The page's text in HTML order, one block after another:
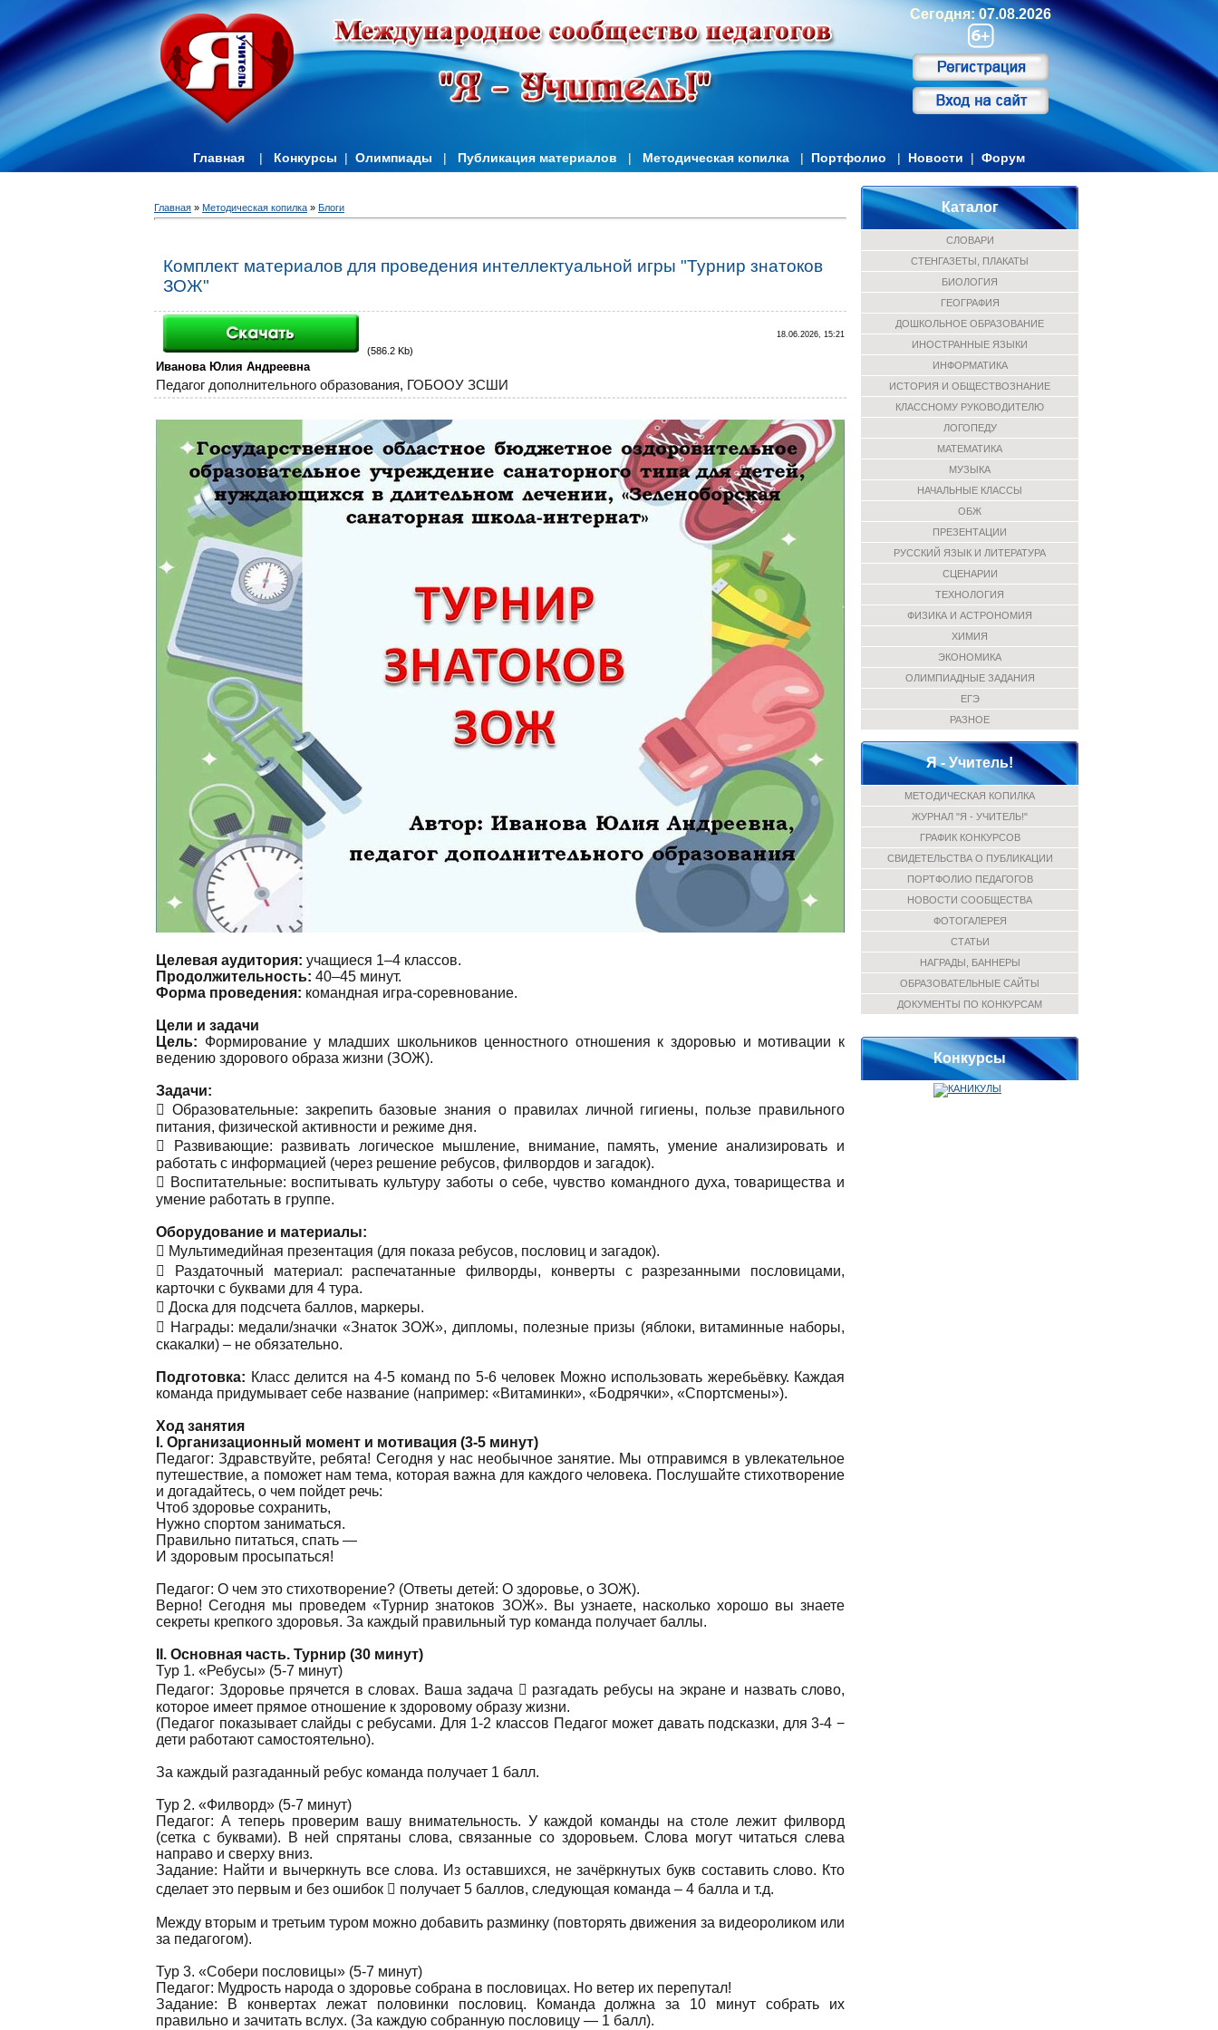
Сегодня: 07.08.2026
Главная | Конкурсы | Олимпиады | Публикация материалов | Методическая копилка | Портфолио | Новости | Форум
Главная » Методическая копилка » Блоги
Комплект материалов для проведения интеллектуальной игры "Турнир знатоков
ЗОЖ"
(586.2 Kb)
18.06.2026, 15:21
Иванова Юлия Андреевна
Педагог дополнительного образования, ГОБООУ ЗСШИ
Целевая аудитория: учащиеся 1–4 классов.
Продолжительность: 40–45 минут.
Форма проведения: командная игра-соревнование.
Цели и задачи
Цель: Формирование у младших школьников ценностного отношения к здоровью и мотивации к
ведению здорового образа жизни (ЗОЖ).
Задачи:
 Образовательные: закрепить базовые знания о правилах личной гигиены, пользе правильного
питания, физической активности и режиме дня.
 Развивающие: развивать логическое мышление, внимание, память, умение анализировать и
работать с информацией (через решение ребусов, филвордов и загадок).
 Воспитательные: воспитывать культуру заботы о себе, чувство командного духа, товарищества и
умение работать в группе.
Оборудование и материалы:
 Мультимедийная презентация (для показа ребусов, пословиц и загадок).
 Раздаточный материал: распечатанные филворды, конверты с разрезанными пословицами,
карточки с буквами для 4 тура.
 Доска для подсчета баллов, маркеры.
 Награды: медали/значки «Знаток ЗОЖ», дипломы, полезные призы (яблоки, витаминные наборы,
скакалки) – не обязательно.
Подготовка: Класс делится на 4-5 команд по 5-6 человек Можно использовать жеребьёвку. Каждая
команда придумывает себе название (например: «Витаминки», «Бодрячки», «Спортсмены»).
Ход занятия
I. Организационный момент и мотивация (3-5 минут)
Педагог: Здравствуйте, ребята! Сегодня у нас необычное занятие. Мы отправимся в увлекательное
путешествие, а поможет нам тема, которая важна для каждого человека. Послушайте стихотворение
и догадайтесь, о чем пойдет речь:
Чтоб здоровье сохранить,
Нужно спортом заниматься.
Правильно питаться, спать —
И здоровым просыпаться!
Педагог: О чем это стихотворение? (Ответы детей: О здоровье, о ЗОЖ).
Верно! Сегодня мы проведем «Турнир знатоков ЗОЖ». Вы узнаете, насколько хорошо вы знаете
секреты крепкого здоровья. За каждый правильный тур команда получает баллы.
II. Основная часть. Турнир (30 минут)
Тур 1. «Ребусы» (5-7 минут)
Педагог: Здоровье прячется в словах. Ваша задача  разгадать ребусы на экране и назвать слово,
которое имеет прямое отношение к здоровому образу жизни.
(Педагог показывает слайды с ребусами. Для 1-2 классов Педагог может давать подсказки, для 3-4 −
дети работают самостоятельно).
За каждый разгаданный ребус команда получает 1 балл.
Тур 2. «Филворд» (5-7 минут)
Педагог: А теперь проверим вашу внимательность. У каждой команды на столе лежит филворд
(сетка с буквами). В ней спрятаны слова, связанные со здоровьем. Слова могут читаться слева
направо и сверху вниз.
Задание: Найти и вычеркнуть все слова. Из оставшихся, не зачёркнутых букв составить слово. Кто
сделает это первым и без ошибок  получает 5 баллов, следующая команда – 4 балла и т.д.
Между вторым и третьим туром можно добавить разминку (повторять движения за видеороликом или
за педагогом).
Тур 3. «Собери пословицы» (5-7 минут)
Педагог: Мудрость народа о здоровье собрана в пословицах. Но ветер их перепутал!
Задание: В конвертах лежат половинки пословиц. Команда должна за 10 минут собрать их
правильно и зачитать вслух. (За каждую собранную пословицу — 1 балл).
Каталог
СЛОВАРИ
СТЕНГАЗЕТЫ, ПЛАКАТЫ
БИОЛОГИЯ
ГЕОГРАФИЯ
ДОШКОЛЬНОЕ ОБРАЗОВАНИЕ
ИНОСТРАННЫЕ ЯЗЫКИ
ИНФОРМАТИКА
ИСТОРИЯ И ОБЩЕСТВОЗНАНИЕ
КЛАССНОМУ РУКОВОДИТЕЛЮ
ЛОГОПЕДУ
МАТЕМАТИКА
МУЗЫКА
НАЧАЛЬНЫЕ КЛАССЫ
ОБЖ
ПРЕЗЕНТАЦИИ
РУССКИЙ ЯЗЫК И ЛИТЕРАТУРА
СЦЕНАРИИ
ТЕХНОЛОГИЯ
ФИЗИКА И АСТРОНОМИЯ
ХИМИЯ
ЭКОНОМИКА
ОЛИМПИАДНЫЕ ЗАДАНИЯ
ЕГЭ
РАЗНОЕ
Я - Учитель!
МЕТОДИЧЕСКАЯ КОПИЛКА
ЖУРНАЛ "Я - УЧИТЕЛЬ!"
ГРАФИК КОНКУРСОВ
СВИДЕТЕЛЬСТВА О ПУБЛИКАЦИИ
ПОРТФОЛИО ПЕДАГОГОВ
НОВОСТИ СООБЩЕСТВА
ФОТОГАЛЕРЕЯ
СТАТЬИ
НАГРАДЫ, БАННЕРЫ
ОБРАЗОВАТЕЛЬНЫЕ САЙТЫ
ДОКУМЕНТЫ ПО КОНКУРСАМ
Конкурсы